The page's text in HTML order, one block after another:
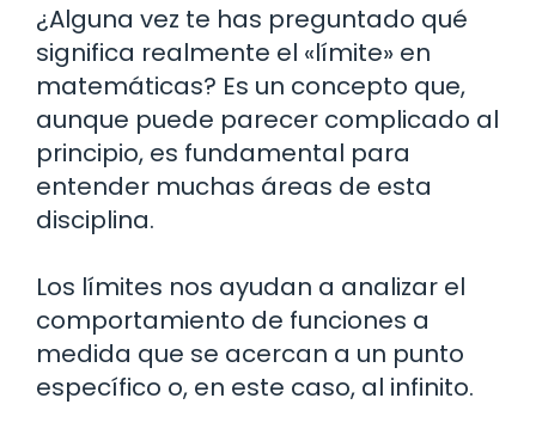
¿Alguna vez te has preguntado qué
significa realmente el «límite» en
matemáticas? Es un concepto que,
aunque puede parecer complicado al
principio, es fundamental para
entender muchas áreas de esta
disciplina.
Los límites nos ayudan a analizar el
comportamiento de funciones a
medida que se acercan a un punto
específico o, en este caso, al infinito.